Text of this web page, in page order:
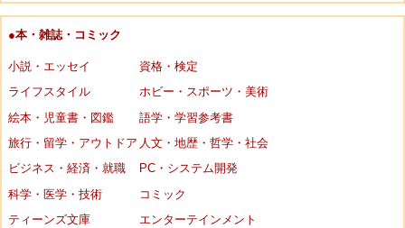
●本・雑誌・コミック
小説・エッセイ
資格・検定
ライフスタイル
ホビー・スポーツ・美術
絵本・児童書・図鑑
語学・学習参考書
旅行・留学・アウトドア 人文・地歴・哲学・社会
ビジネス・経済・就職
PC・システム開発
科学・医学・技術
コミック
ティーンズ文庫
エンターテインメント